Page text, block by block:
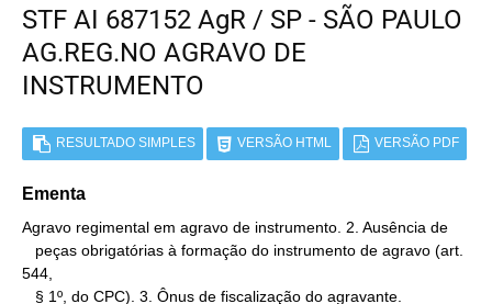
STF AI 687152 AgR / SP - SÃO PAULO
AG.REG.NO AGRAVO DE
INSTRUMENTO
RESULTADO SIMPLES VERSÃO HTML VERSÃO PDF
Ementa
Agravo regimental em agravo de instrumento. 2. Ausência de
544,